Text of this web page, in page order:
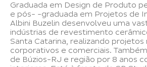
Graduada em Design de Produto
e pós- -graduada em Projetos de
Albini Buzelin desenvolveu uma
indústrias de revestimento
Santa Catarina, realizando projetos
corporativos e comerciais.
de Búzios-RJ e região por 8 anos